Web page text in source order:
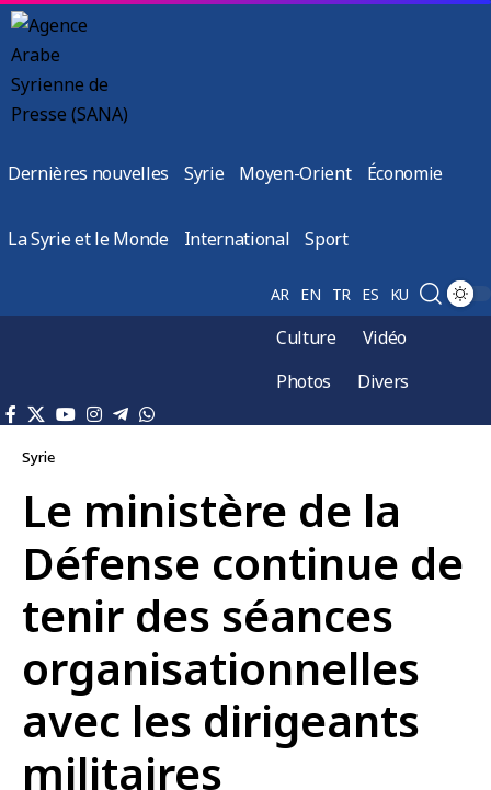
Dernières nouvelles Syrie Moyen-Orient Économie
La Syrie et le Monde International Sport
AR EN TR ES KU
Culture
Vidéo
Photos
Divers
Syrie
Le ministère de la
Défense continue de
tenir des séances
organisationnelles
avec les dirigeants
militaires